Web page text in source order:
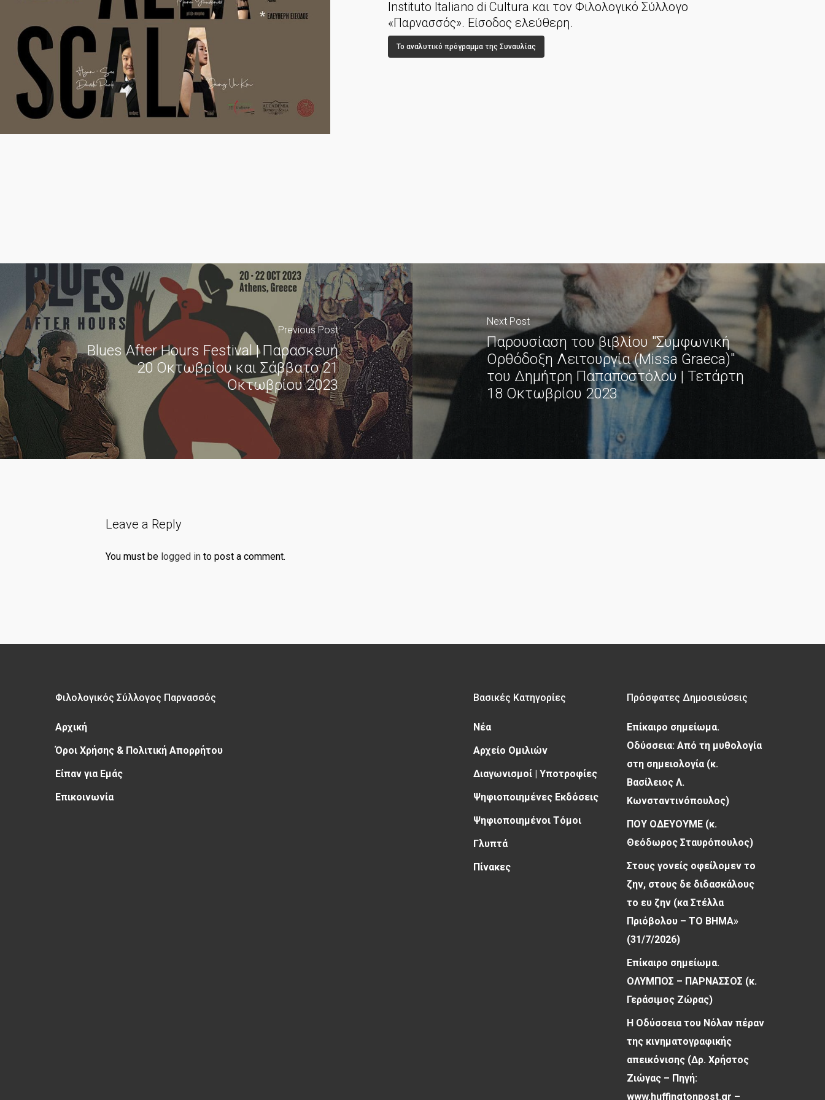
Instituto Italiano di Cultura και τον Φιλολογικό Σύλλογο
«Παρνασσός». Είσοδος ελεύθερη.
Το αναλυτικό πρόγραμμα της Συναυλίας
Previous Post
Blues After Hours Festival | Παρασκευή
20 Οκτωβρίου και Σάββατο 21
Οκτωβρίου 2023
Next Post
Παρουσίαση του βιβλίου "Συμφωνική
Ορθόδοξη Λειτουργία (Missa Graeca)"
του Δημήτρη Παπαποστόλου | Τετάρτη
18 Οκτωβρίου 2023
Leave a Reply
You must be logged in to post a comment.
Φιλολογικός Σύλλογος Παρνασσός
Αρχική
Όροι Χρήσης & Πολιτική Απορρήτου
Είπαν για Εμάς
Επικοινωνία
Βασικές Κατηγορίες
Νέα
Αρχείο Ομιλιών
Διαγωνισμοί | Υποτροφίες
Ψηφιοποιημένες Εκδόσεις
Ψηφιοποιημένοι Τόμοι
Γλυπτά
Πίνακες
Πρόσφατες Δημοσιεύσεις
Επίκαιρο σημείωμα.
Οδύσσεια: Από τη μυθολογία
στη σημειολογία (κ.
Βασίλειος Λ.
Κωνσταντινόπουλος)
ΠΟΥ ΟΔΕΥΟΥΜΕ (κ.
Θεόδωρος Σταυρόπουλος)
Στους γονείς οφείλομεν το
ζην, στους δε διδασκάλους
το ευ ζην (κα Στέλλα
Πριόβολου – ΤΟ ΒΗΜΑ»
(31/7/2026)
Επίκαιρο σημείωμα.
ΟΛΥΜΠΟΣ – ΠΑΡΝΑΣΣΟΣ (κ.
Γεράσιμος Ζώρας)
Η Οδύσσεια του Νόλαν πέραν
της κινηματογραφικής
απεικόνισης (Δρ. Χρήστος
Ζιώγας – Πηγή:
www.huffingtonpost.gr –